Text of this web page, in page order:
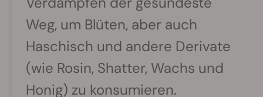
Weg, um Blüten, aber auch
Haschisch und andere Derivate
(wie Rosin, Shatter, Wachs und
Honig) zu konsumieren.